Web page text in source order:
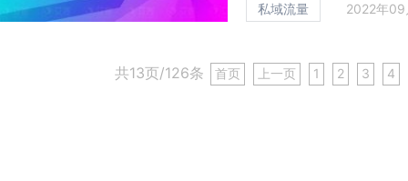
私域流量 2022年
共13页/126条 首页 上一页 1 2 3 4